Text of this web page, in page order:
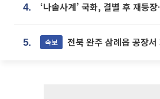
4.
5. 속보 전북 완주 삼례읍 공장서